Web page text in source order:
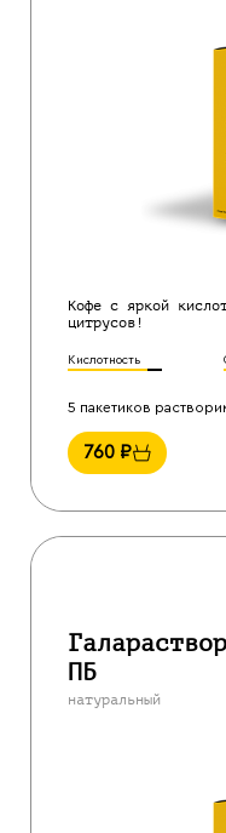
Кофе с яркой
цитрусов!
Кислотность
5 пакетиков
760 ₽
ПБ
натуральный